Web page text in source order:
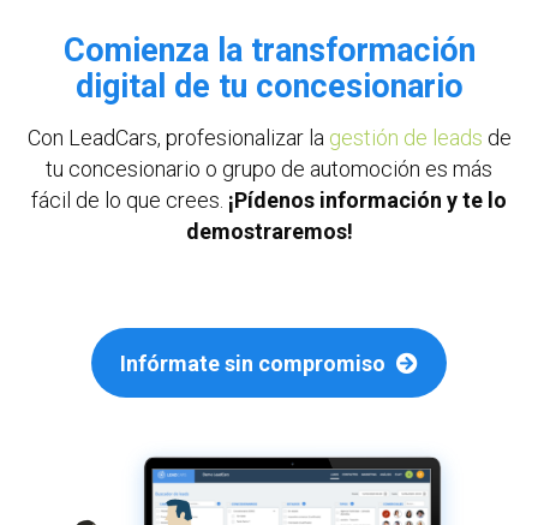
Comienza la transformación
digital de tu concesionario
Con LeadCars, profesionalizar la gestión de leads de
tu concesionario o grupo de automoción es más
fácil de lo que crees. ¡Pídenos información y te lo
demostraremos!
Infórmate sin compromiso